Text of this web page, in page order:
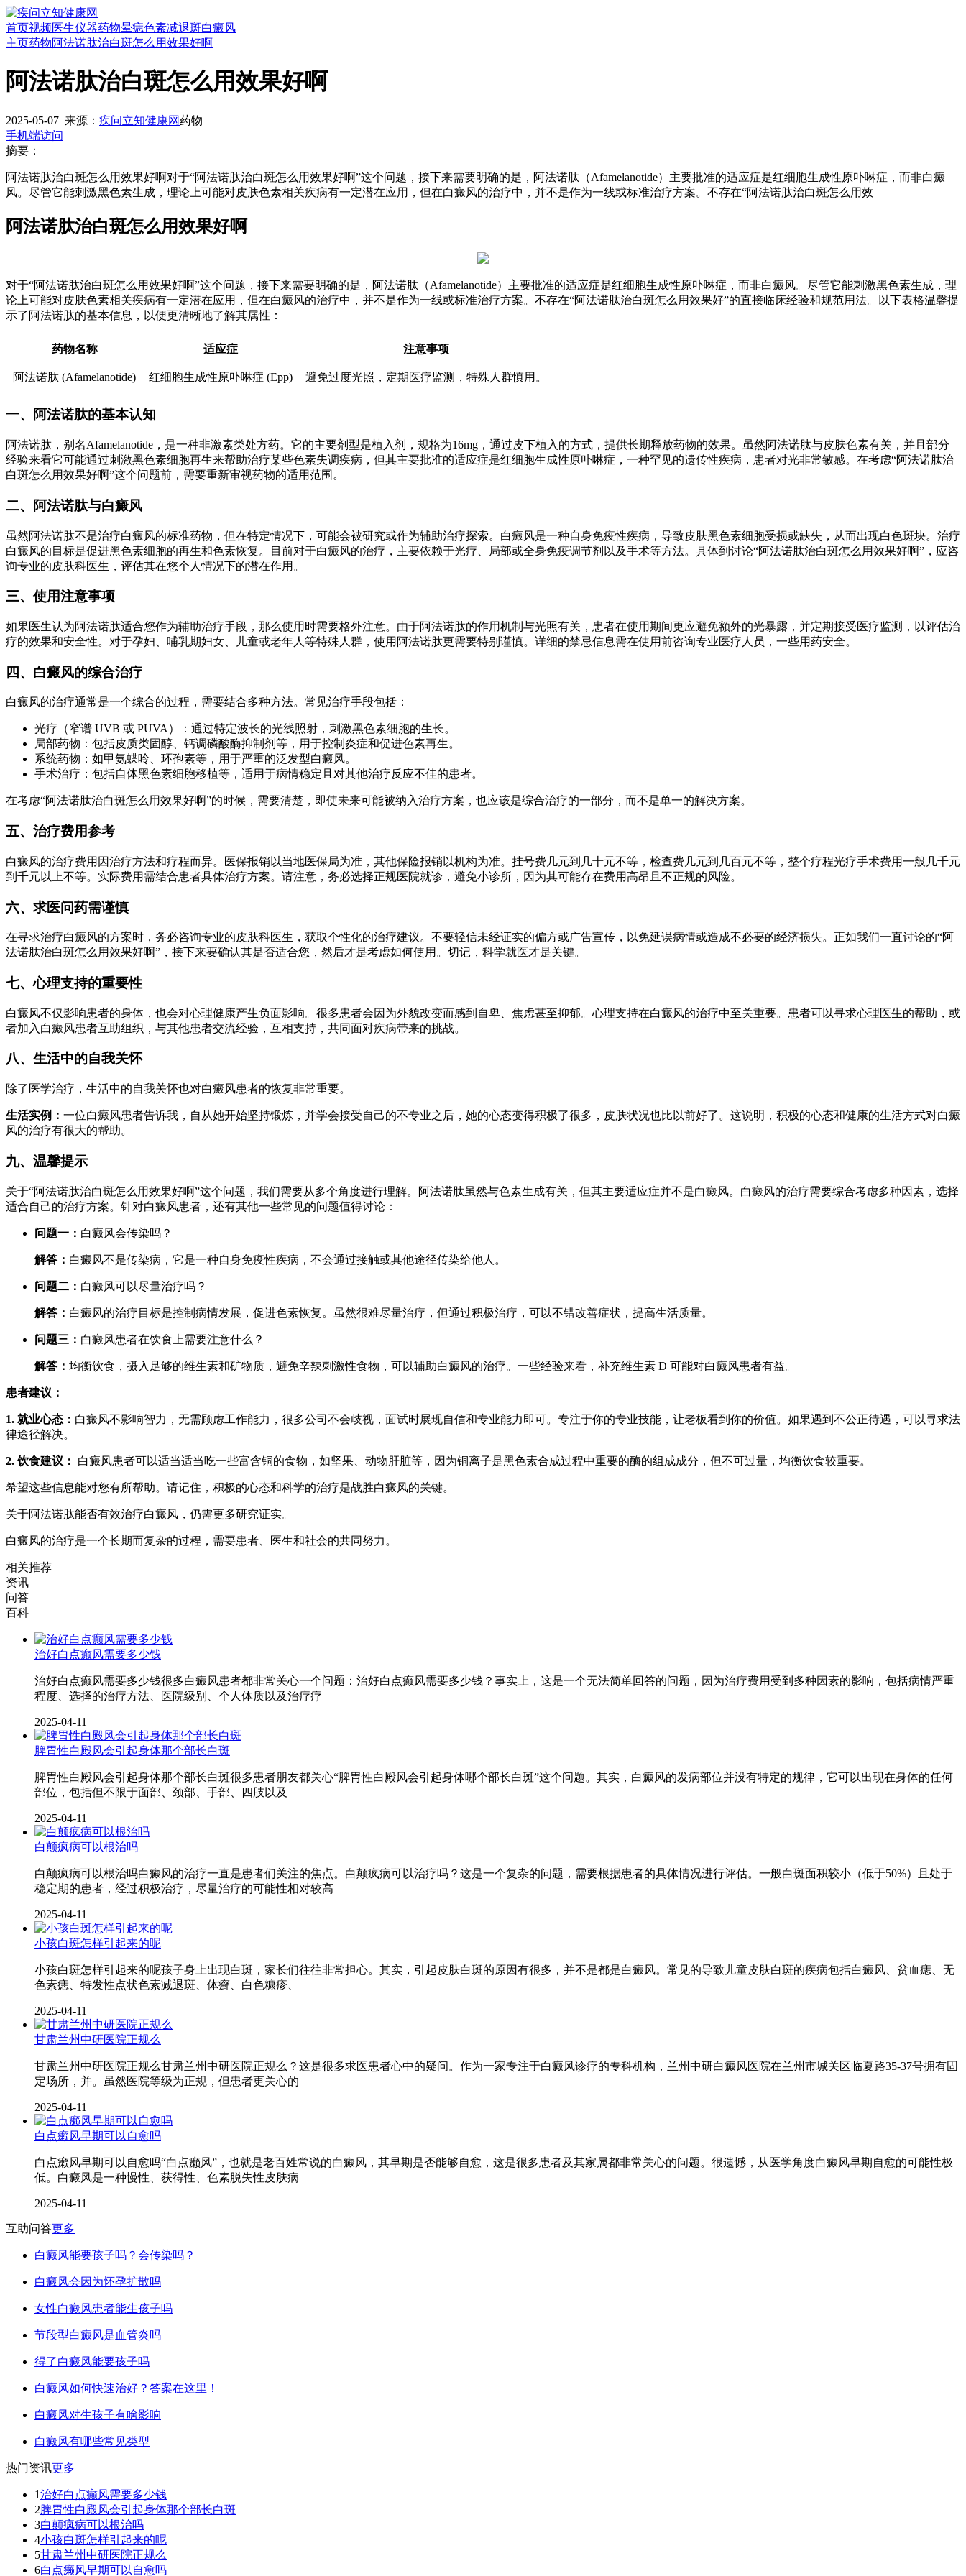
首页视频医生仪器药物晕痣色素减退斑白癜风
主页药物阿法诺肽治白斑怎么用效果好啊
阿法诺肽治白斑怎么用效果好啊
2025-05-07 来源： 疾问立知健康网药物
手机端访问
摘要：
阿法诺肽治白斑怎么用效果好啊对于“阿法诺肽治白斑怎么用效果好啊”这个问题，接下来需要明确的是，阿法诺肽（Afamelanotide）主要批准的适应症是红细胞生成性原卟啉症，而非白癜
风。尽管它能刺激黑色素生成，理论上可能对皮肤色素相关疾病有一定潜在应用，但在白癜风的治疗中，并不是作为一线或标准治疗方案。不存在“阿法诺肽治白斑怎么用效
阿法诺肽治白斑怎么用效果好啊
对于“阿法诺肽治白斑怎么用效果好啊”这个问题，接下来需要明确的是，阿法诺肽（Afamelanotide）主要批准的适应症是红细胞生成性原卟啉症，而非白癜风。尽管它能刺激黑色素生成，理
论上可能对皮肤色素相关疾病有一定潜在应用，但在白癜风的治疗中，并不是作为一线或标准治疗方案。不存在“阿法诺肽治白斑怎么用效果好”的直接临床经验和规范用法。以下表格温馨提
示了阿法诺肽的基本信息，以便更清晰地了解其属性：
药物名称 适应症 注意事项
阿法诺肽 (Afamelanotide) 红细胞生成性原卟啉症 (Epp) 避免过度光照，定期医疗监测，特殊人群慎用。
一、阿法诺肽的基本认知
阿法诺肽，别名Afamelanotide，是一种非激素类处方药。它的主要剂型是植入剂，规格为16mg，通过皮下植入的方式，提供长期释放药物的效果。虽然阿法诺肽与皮肤色素有关，并且部分
经验来看它可能通过刺激黑色素细胞再生来帮助治疗某些色素失调疾病，但其主要批准的适应症是红细胞生成性原卟啉症，一种罕见的遗传性疾病，患者对光非常敏感。在考虑“阿法诺肽治
白斑怎么用效果好啊”这个问题前，需要重新审视药物的适用范围。
二、阿法诺肽与白癜风
虽然阿法诺肽不是治疗白癜风的标准药物，但在特定情况下，可能会被研究或作为辅助治疗探索。白癜风是一种自身免疫性疾病，导致皮肤黑色素细胞受损或缺失，从而出现白色斑块。治疗
白癜风的目标是促进黑色素细胞的再生和色素恢复。目前对于白癜风的治疗，主要依赖于光疗、局部或全身免疫调节剂以及手术等方法。具体到讨论“阿法诺肽治白斑怎么用效果好啊”，应咨
询专业的皮肤科医生，评估其在您个人情况下的潜在作用。
三、使用注意事项
如果医生认为阿法诺肽适合您作为辅助治疗手段，那么使用时需要格外注意。由于阿法诺肽的作用机制与光照有关，患者在使用期间更应避免额外的光暴露，并定期接受医疗监测，以评估治
疗的效果和安全性。对于孕妇、哺乳期妇女、儿童或老年人等特殊人群，使用阿法诺肽更需要特别谨慎。详细的禁忌信息需在使用前咨询专业医疗人员，一些用药安全。
四、白癜风的综合治疗
白癜风的治疗通常是一个综合的过程，需要结合多种方法。常见治疗手段包括：
光疗（窄谱 UVB 或 PUVA）：通过特定波长的光线照射，刺激黑色素细胞的生长。
局部药物：包括皮质类固醇、钙调磷酸酶抑制剂等，用于控制炎症和促进色素再生。
系统药物：如甲氨蝶呤、环孢素等，用于严重的泛发型白癜风。
手术治疗：包括自体黑色素细胞移植等，适用于病情稳定且对其他治疗反应不佳的患者。
在考虑“阿法诺肽治白斑怎么用效果好啊”的时候，需要清楚，即使未来可能被纳入治疗方案，也应该是综合治疗的一部分，而不是单一的解决方案。
五、治疗费用参考
白癜风的治疗费用因治疗方法和疗程而异。医保报销以当地医保局为准，其他保险报销以机构为准。挂号费几元到几十元不等，检查费几元到几百元不等，整个疗程光疗手术费用一般几千元
到千元以上不等。实际费用需结合患者具体治疗方案。请注意，务必选择正规医院就诊，避免小诊所，因为其可能存在费用高昂且不正规的风险。
六、求医问药需谨慎
在寻求治疗白癜风的方案时，务必咨询专业的皮肤科医生，获取个性化的治疗建议。不要轻信未经证实的偏方或广告宣传，以免延误病情或造成不必要的经济损失。正如我们一直讨论的“阿
法诺肽治白斑怎么用效果好啊”，接下来要确认其是否适合您，然后才是考虑如何使用。切记，科学就医才是关键。
七、心理支持的重要性
白癜风不仅影响患者的身体，也会对心理健康产生负面影响。很多患者会因为外貌改变而感到自卑、焦虑甚至抑郁。心理支持在白癜风的治疗中至关重要。患者可以寻求心理医生的帮助，或
者加入白癜风患者互助组织，与其他患者交流经验，互相支持，共同面对疾病带来的挑战。
八、生活中的自我关怀
除了医学治疗，生活中的自我关怀也对白癜风患者的恢复非常重要。
生活实例： 一位白癜风患者告诉我，自从她开始坚持锻炼，并学会接受自己的不专业之后，她的心态变得积极了很多，皮肤状况也比以前好了。这说明，积极的心态和健康的生活方式对白癜
风的治疗有很大的帮助。
九、温馨提示
关于“阿法诺肽治白斑怎么用效果好啊”这个问题，我们需要从多个角度进行理解。阿法诺肽虽然与色素生成有关，但其主要适应症并不是白癜风。白癜风的治疗需要综合考虑多种因素，选择
适合自己的治疗方案。针对白癜风患者，还有其他一些常见的问题值得讨论：
问题一： 白癜风会传染吗？
解答： 白癜风不是传染病，它是一种自身免疫性疾病，不会通过接触或其他途径传染给他人。
问题二： 白癜风可以尽量治疗吗？
解答： 白癜风的治疗目标是控制病情发展，促进色素恢复。虽然很难尽量治疗，但通过积极治疗，可以不错改善症状，提高生活质量。
问题三： 白癜风患者在饮食上需要注意什么？
解答： 均衡饮食，摄入足够的维生素和矿物质，避免辛辣刺激性食物，可以辅助白癜风的治疗。一些经验来看，补充维生素 D 可能对白癜风患者有益。
患者建议：
1. 就业心态： 白癜风不影响智力，无需顾虑工作能力，很多公司不会歧视，面试时展现自信和专业能力即可。专注于你的专业技能，让老板看到你的价值。如果遇到不公正待遇，可以寻求法
律途径解决。
2. 饮食建议： 白癜风患者可以适当适当吃一些富含铜的食物，如坚果、动物肝脏等，因为铜离子是黑色素合成过程中重要的酶的组成成分，但不可过量，均衡饮食较重要。
希望这些信息能对您有所帮助。请记住，积极的心态和科学的治疗是战胜白癜风的关键。
关于阿法诺肽能否有效治疗白癜风，仍需更多研究证实。
白癜风的治疗是一个长期而复杂的过程，需要患者、医生和社会的共同努力。
相关推荐
资讯
问答
百科
治好白点癫风需要多少钱
治好白点癫风需要多少钱很多白癜风患者都非常关心一个问题：治好白点癫风需要多少钱？事实上，这是一个无法简单回答的问题，因为治疗费用受到多种因素的影响，包括病情严重
程度、选择的治疗方法、医院级别、个人体质以及治疗疗
2025-04-11
脾胃性白殿风会引起身体那个部长白斑
脾胃性白殿风会引起身体那个部长白斑很多患者朋友都关心“脾胃性白殿风会引起身体哪个部长白斑”这个问题。其实，白癜风的发病部位并没有特定的规律，它可以出现在身体的任何
部位，包括但不限于面部、颈部、手部、四肢以及
2025-04-11
白颠疯病可以根治吗
白颠疯病可以根治吗白癜风的治疗一直是患者们关注的焦点。白颠疯病可以治疗吗？这是一个复杂的问题，需要根据患者的具体情况进行评估。一般白斑面积较小（低于50%）且处于
稳定期的患者，经过积极治疗，尽量治疗的可能性相对较高
2025-04-11
小孩白斑怎样引起来的呢
小孩白斑怎样引起来的呢孩子身上出现白斑，家长们往往非常担心。其实，引起皮肤白斑的原因有很多，并不是都是白癜风。常见的导致儿童皮肤白斑的疾病包括白癜风、贫血痣、无
色素痣、特发性点状色素减退斑、体癣、白色糠疹、
2025-04-11
甘肃兰州中研医院正规么
甘肃兰州中研医院正规么甘肃兰州中研医院正规么？这是很多求医患者心中的疑问。作为一家专注于白癜风诊疗的专科机构，兰州中研白癜风医院在兰州市城关区临夏路35-37号拥有固
定场所，并。虽然医院等级为正规，但患者更关心的
2025-04-11
白点癞风早期可以自愈吗
白点癞风早期可以自愈吗“白点癞风”，也就是老百姓常说的白癜风，其早期是否能够自愈，这是很多患者及其家属都非常关心的问题。很遗憾，从医学角度白癜风早期自愈的可能性极
低。白癜风是一种慢性、获得性、色素脱失性皮肤病
2025-04-11
互助问答更多
白癜风能要孩子吗？会传染吗？
白癜风会因为怀孕扩散吗
女性白癜风患者能生孩子吗
节段型白癜风是血管炎吗
得了白癜风能要孩子吗
白癜风如何快速治好？答案在这里！
白癜风对生孩子有啥影响
白癜风有哪些常见类型
热门资讯更多
1治好白点癫风需要多少钱
2脾胃性白殿风会引起身体那个部长白斑
3白颠疯病可以根治吗
4小孩白斑怎样引起来的呢
5甘肃兰州中研医院正规么
6白点癞风早期可以自愈吗